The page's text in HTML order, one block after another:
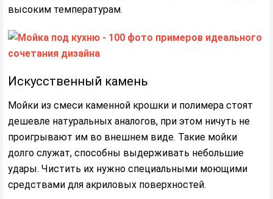
высоким температурам.
Искусственный камень
Мойки из смеси каменной крошки и полимера стоят
дешевле натуральных аналогов, при этом ничуть не
проигрывают им во внешнем виде. Такие мойки
долго служат, способны выдерживать небольшие
удары. Чистить их нужно специальными моющими
средствами для акриловых поверхностей.